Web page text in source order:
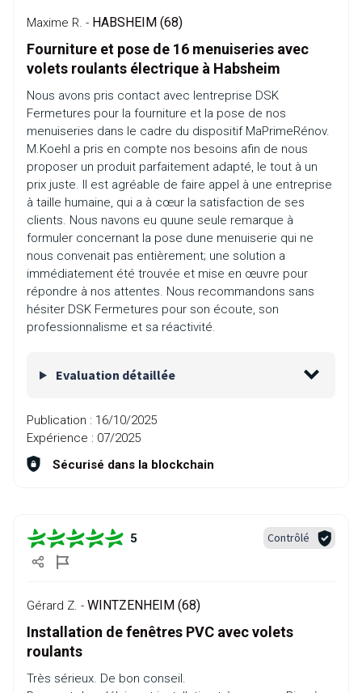
Maxime R. - HABSHEIM (68)
Fourniture et pose de 16 menuiseries avec
volets roulants électrique à Habsheim
Nous avons pris contact avec lentreprise DSK
Fermetures pour la fourniture et la pose de nos
menuiseries dans le cadre du dispositif MaPrimeRénov.
M.Koehl a pris en compte nos besoins afin de nous
proposer un produit parfaitement adapté, le tout à un
prix juste. Il est agréable de faire appel à une entreprise
à taille humaine, qui a à cœur la satisfaction de ses
clients. Nous navons eu quune seule remarque à
formuler concernant la pose dune menuiserie qui ne
nous convenait pas entièrement; une solution a
immédiatement été trouvée et mise en œuvre pour
répondre à nos attentes. Nous recommandons sans
hésiter DSK Fermetures pour son écoute, son
professionnalisme et sa réactivité.
Evaluation détaillée
Publication : 16/10/2025
Expérience : 07/2025
Sécurisé dans la blockchain
5 Contrôlé
Gérard Z. - WINTZENHEIM (68)
Installation de fenêtres PVC avec volets
roulants
Très sérieux. De bon conseil.